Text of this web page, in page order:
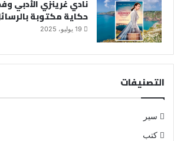
نادي غرينزي الأدبي
حكاية مكتوبة
19 يوليو، 2025
التصنيفات
سير
كتب